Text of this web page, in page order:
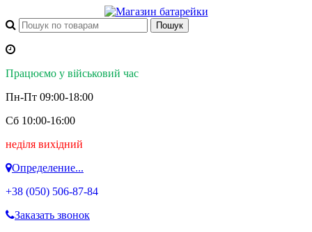
Працюємо у військовий час
Пн-Пт 09:00-18:00
Сб 10:00-16:00
неділя вихідний
Определение...
+38 (050) 506-87-84
Заказать звонок